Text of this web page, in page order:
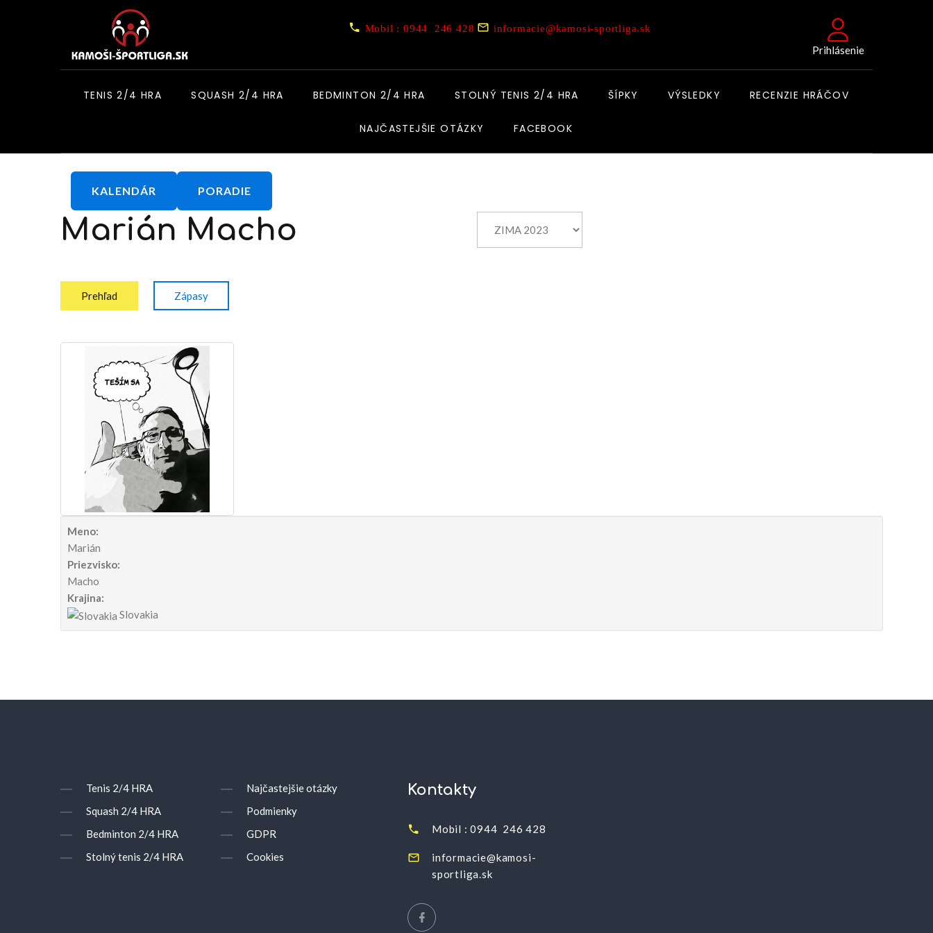
Mobil : 0944 246 428 informacie@kamosi-sportliga.sk
Prihlásenie
TENIS 2/4 HRA SQUASH 2/4 HRA BEDMINTON 2/4 HRA STOLNÝ TENIS 2/4 HRA ŠÍPKY VÝSLEDKY RECENZIE HRÁČOV
NAJČASTEJŠIE OTÁZKY FACEBOOK
KALENDÁR PORADIE
Marián Macho
Prehľad Zápasy
Meno:
Marián
Priezvisko:
Macho
Krajina:
Slovakia
Tenis 2/4 HRA
Squash 2/4 HRA
Bedminton 2/4 HRA
Stolný tenis 2/4 HRA
Najčastejšie otázky
Podmienky
GDPR
Cookies
Kontakty
Mobil : 0944 246 428
informacie@kamosi-
sportliga.sk